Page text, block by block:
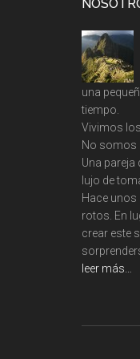
una
tiempo.
Vivimos
No somos
Una pareja
lujo de
Hace
rotos. En
crear este
leer más…